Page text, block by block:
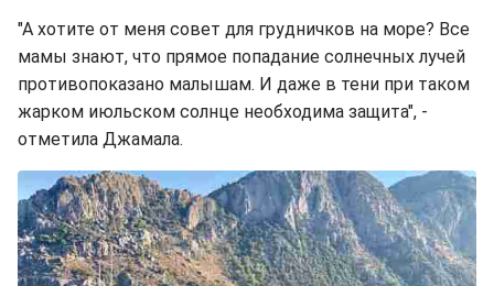
"А хотите от меня совет для грудничков на море? Все
мамы знают, что прямое попадание солнечных лучей
противопоказано малышам. И даже в тени при таком
жарком июльском солнце необходима защита", -
отметила Джамала.